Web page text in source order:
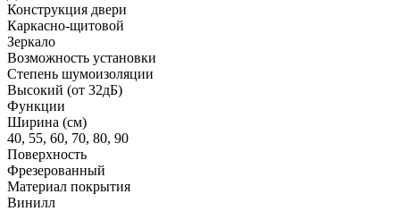
Конструкция двери
Каркасно-щитовой
Зеркало
Возможность установки
Степень шумоизоляции
Высокий (от 32дБ)
Функции
Ширина (см)
40, 55, 60, 70, 80, 90
Поверхность
Фрезерованный
Материал покрытия
Винилл